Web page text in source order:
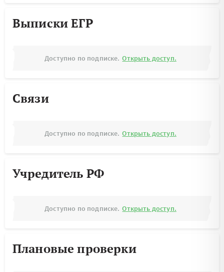
Выписки ЕГР
Доступно по подписке. Открыть доступ.
Связи
Доступно по подписке. Открыть доступ.
Учредитель РФ
Доступно по подписке. Открыть доступ.
Плановые проверки